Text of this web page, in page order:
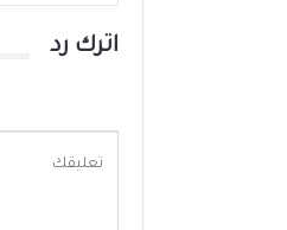
اترك رد